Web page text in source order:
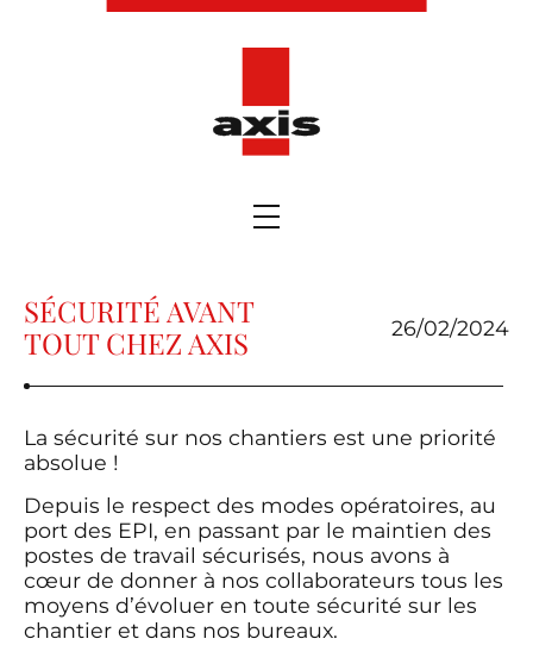
SÉCURITÉ AVANT
TOUT CHEZ AXIS
26/02/2024
La sécurité sur nos chantiers est une priorité
absolue !
Depuis le respect des modes opératoires, au
port des EPI, en passant par le maintien des
postes de travail sécurisés, nous avons à
cœur de donner à nos collaborateurs tous les
moyens d’évoluer en toute sécurité sur les
chantier et dans nos bureaux.